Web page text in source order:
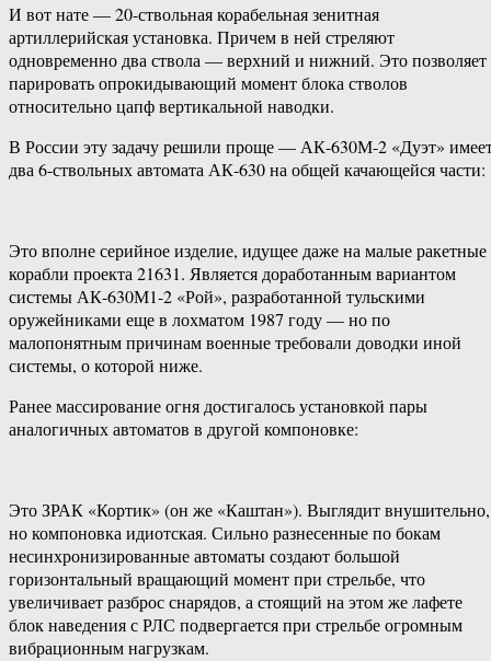
И вот нате — 20-ствольная корабельная зенитная
артиллерийская установка. Причем в ней стреляют
одновременно два ствола — верхний и нижний. Это позволяет
парировать опрокидывающий момент блока стволов
относительно цапф вертикальной наводки.
В России эту задачу решили проще — АК-630М-2 «Дуэт»
два 6-ствольных автомата АК-630 на общей качающейся части:
Это вполне серийное изделие, идущее даже на малые ракетные
корабли проекта 21631. Является доработанным вариантом
системы АК-630М1-2 «Рой», разработанной тульскими
оружейниками еще в лохматом 1987 году — но по
малопонятным причинам военные требовали доводки иной
системы, о которой ниже.
Ранее массирование огня достигалось установкой пары
аналогичных автоматов в другой компоновке:
Это ЗРАК «Кортик» (он же «Каштан»). Выглядит внушительно,
но компоновка идиотская. Сильно разнесенные по бокам
несинхронизированные автоматы создают большой
горизонтальный вращающий момент при стрельбе, что
увеличивает разброс снарядов, а стоящий на этом же лафете
блок наведения с РЛС подвергается при стрельбе огромным
вибрационным нагрузкам.